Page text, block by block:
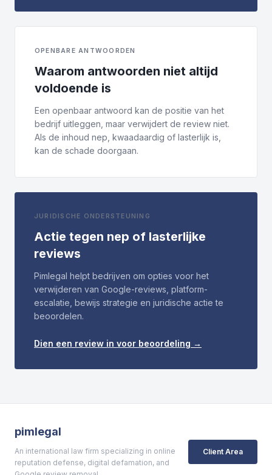
OPENBARE ANTWOORDEN
Waarom antwoorden niet altijd
voldoende is
Een openbaar antwoord kan de positie van het
bedrijf uitleggen, maar verwijdert de review niet.
Als de inhoud nep, kwaadaardig of lasterlijk is,
kan de schade doorgaan.
JURIDISCHE ONDERSTEUNING
Actie tegen nep of lasterlijke
reviews
Pimlegal helpt bedrijven om opties voor het
verwijderen van Google-reviews, platform-
escalatie, bewijs strategie en juridische actie te
beoordelen.
Dien een review in voor beoordeling →
pimlegal
An international law firm specializing in online
reputation defense, digital defamation, and
Client Area